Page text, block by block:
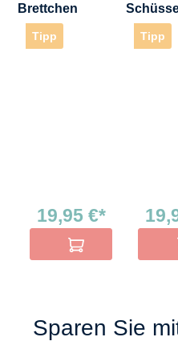
Tipp
Brettchen
19,95 €*
In den Warenkorb
Tipp
In
Sparen Sie